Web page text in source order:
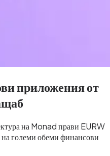
приложения от
на Monad прави EURW
големи обеми финансови